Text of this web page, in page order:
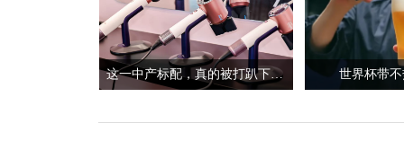
这一中产标配，真的被打趴下了？ 世界杯带